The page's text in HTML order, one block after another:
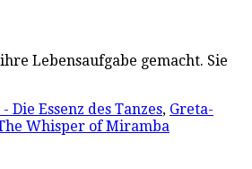
Lebensaufgabe gemacht. Sie
Die Essenz des Tanzes, Greta-
Whisper of Miramba